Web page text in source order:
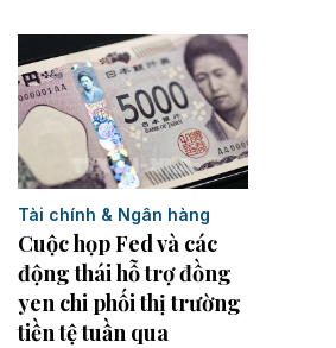
Tài chính & Ngân hàng
Cuộc họp Fed và các
động thái hỗ trợ đồng
yen chi phối thị trường
tiền tệ tuần qua